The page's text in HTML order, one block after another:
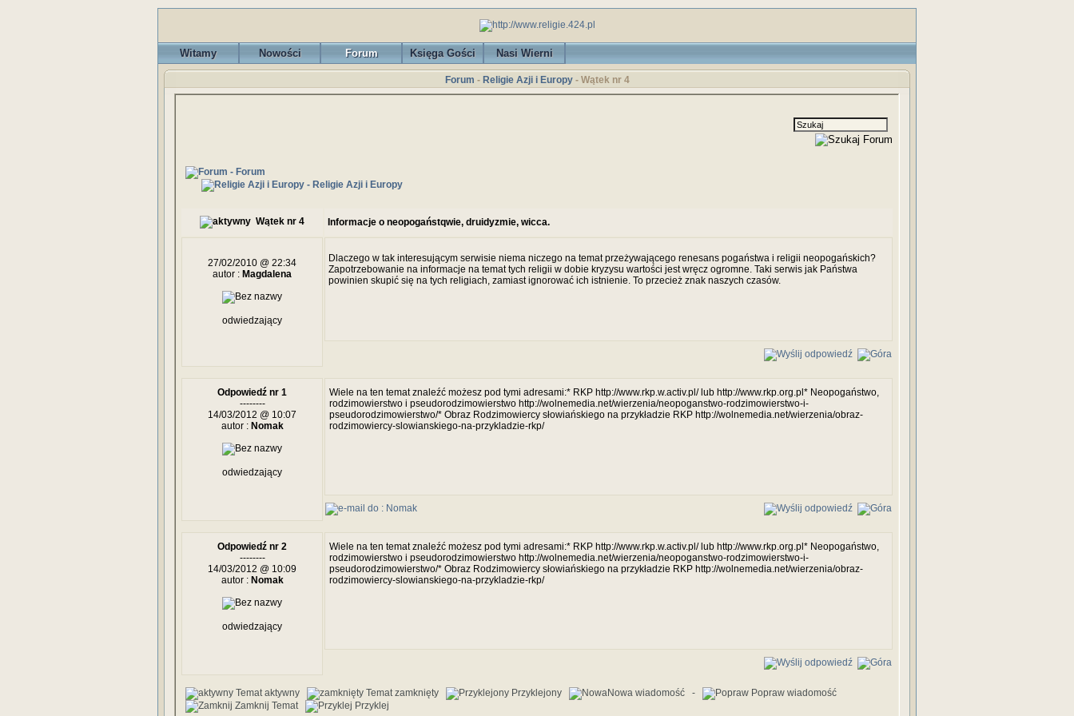
Witamy Nowości Forum Księga Gości Nasi Wierni
Forum - Religie Azji i Europy- Wątek nr 4
- Forum
- Religie Azji i Europy
Wątek nr 4 Informacje o neopogaństqwie, druidyzmie, wicca.
27/02/2010 @ 22:34
autor : Magdalena
odwiedzający
Dlaczego w tak interesującym serwisie niema niczego na temat przeżywającego renesans pogaństwa i religii neopogańskich?
Zapotrzebowanie na informacje na temat tych religii w dobie kryzysu wartości jest wręcz ogromne. Taki serwis jak Państwa
powinien skupić się na tych religiach, zamiast ignorować ich istnienie. To przecież znak naszych czasów.
Odpowiedź nr 1
--------
14/03/2012 @ 10:07
autor : Nomak
odwiedzający
Wiele na ten temat znaleźć możesz pod tymi adresami:* RKP http://www.rkp.w.activ.pl/ lub http://www.rkp.org.pl* Neopogaństwo,
rodzimowierstwo i pseudorodzimowierstwo http://wolnemedia.net/wierzenia/neopoganstwo-rodzimowierstwo-i-
pseudorodzimowierstwo/* Obraz Rodzimowiercy słowiańskiego na przykładzie RKP http://wolnemedia.net/wierzenia/obraz-
rodzimowiercy-slowianskiego-na-przykladzie-rkp/
Odpowiedź nr 2
--------
14/03/2012 @ 10:09
autor : Nomak
odwiedzający
Wiele na ten temat znaleźć możesz pod tymi adresami:* RKP http://www.rkp.w.activ.pl/ lub http://www.rkp.org.pl* Neopogaństwo,
rodzimowierstwo i pseudorodzimowierstwo http://wolnemedia.net/wierzenia/neopoganstwo-rodzimowierstwo-i-
pseudorodzimowierstwo/* Obraz Rodzimowiercy słowiańskiego na przykładzie RKP http://wolnemedia.net/wierzenia/obraz-
rodzimowiercy-slowianskiego-na-przykladzie-rkp/
Temat aktywny Temat zamknięty Przyklejony Nowa wiadomość -
Popraw wiadomość
Zamknij Temat
Przyklej